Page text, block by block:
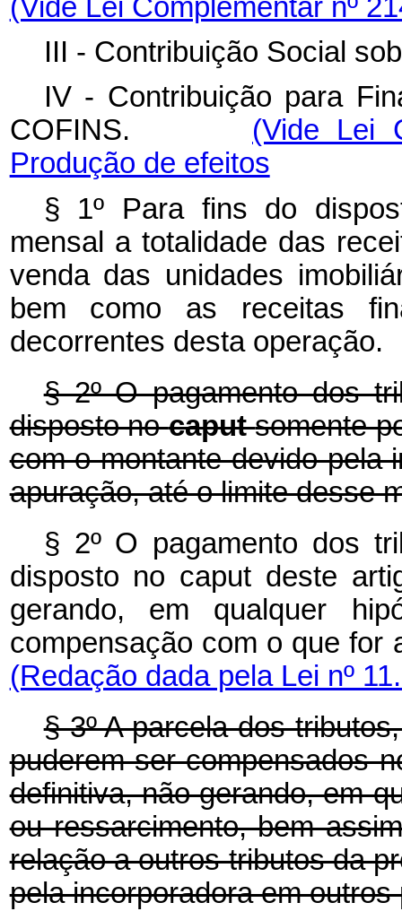
(Vide Lei Complementar nº
III - Contribuição Social
IV - Contribuição para
COFINS. (Vide Lei
Produção de efeitos
§ 1º Para fins do
mensal a totalidade das
venda das unidades
bem como as receitas
decorrentes desta operação.
§ 2º O pagamento dos
disposto nocaputsomente
com o montante devido pela
apuração, até o limite desse
§ 2º O pagamento dos
disposto no caput deste
gerando, em qualquer
compensação com o
(Redação dada pela Lei nº
§ 3º A parcela dos
puderem ser compensados
definitiva, não gerando, em
ou ressarcimento, bem
relação a outros tributos da
pela incorporadora em